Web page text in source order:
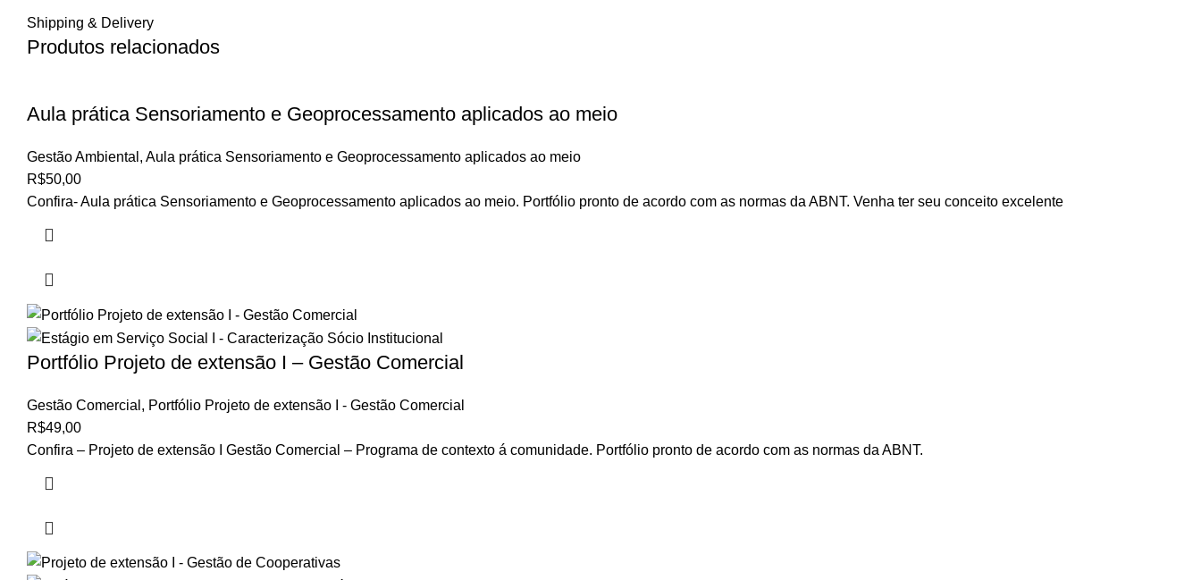
Shipping & Delivery
Produtos relacionados
Aula prática Sensoriamento e Geoprocessamento aplicados ao meio
Gestão Ambiental , Aula prática Sensoriamento e Geoprocessamento aplicados ao meio
R$50,00
Confira- Aula prática Sensoriamento e Geoprocessamento aplicados ao meio. Portfólio pronto de acordo com as normas da ABNT. Venha ter seu conceito excelente
Portfólio Projeto de extensão I – Gestão Comercial
Gestão Comercial , Portfólio Projeto de extensão I - Gestão Comercial
R$49,00
Confira – Projeto de extensão I Gestão Comercial – Programa de contexto á comunidade. Portfólio pronto de acordo com as normas da ABNT.